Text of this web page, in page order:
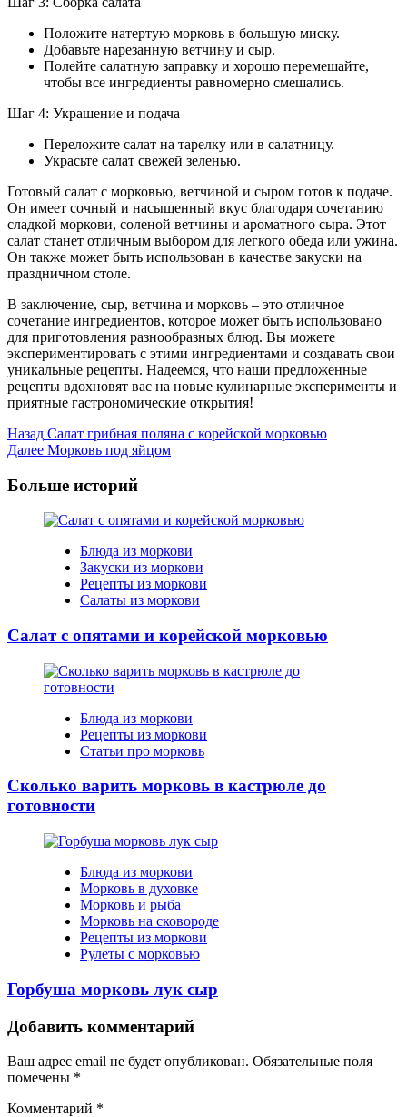
Положите натертую морковь в большую миску.
Добавьте нарезанную ветчину и сыр.
Полейте салатную заправку и хорошо перемешайте,
чтобы все ингредиенты равномерно смешались.
Шаг 4: Украшение и подача
Переложите салат на тарелку или в салатницу.
Украсьте салат свежей зеленью.
Готовый салат с морковью, ветчиной и сыром готов к подаче.
Он имеет сочный и насыщенный вкус благодаря сочетанию
сладкой моркови, соленой ветчины и ароматного сыра. Этот
салат станет отличным выбором для легкого обеда или ужина.
Он также может быть использован в качестве закуски на
праздничном столе.
В заключение, сыр, ветчина и морковь – это отличное
сочетание ингредиентов, которое может быть использовано
для приготовления разнообразных блюд. Вы можете
экспериментировать с этими ингредиентами и создавать свои
уникальные рецепты. Надеемся, что наши предложенные
рецепты вдохновят вас на новые кулинарные эксперименты и
приятные гастрономические открытия!
Post
Navigation
Назад Салат грибная поляна с корейской морковью
Далее Морковь под яйцом
Больше историй
Блюда из моркови
Закуски из моркови
Рецепты из моркови
Салаты из моркови
Салат с опятами и корейской морковью
Блюда из моркови
Рецепты из моркови
Статьи про морковь
Сколько варить морковь в кастрюле до
готовности
Блюда из моркови
Морковь в духовке
Морковь и рыба
Морковь на сковороде
Рецепты из моркови
Рулеты с морковью
Горбуша морковь лук сыр
Добавить комментарий
Ваш адрес email не будет опубликован. Обязательные поля
помечены *
Комментарий *